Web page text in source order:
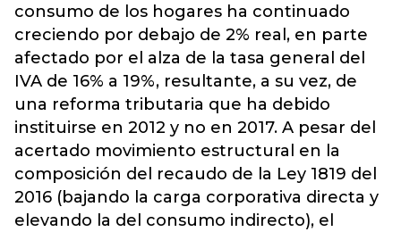
consumo de los hogares ha continuado
creciendo por debajo de 2% real, en parte
afectado por el alza de la tasa general del
IVA de 16% a 19%, resultante, a su vez, de
una reforma tributaria que ha debido
instituirse en 2012 y no en 2017. A pesar del
acertado movimiento estructural en la
composición del recaudo de la Ley 1819 del
2016 (bajando la carga corporativa directa y
elevando la del consumo indirecto), el